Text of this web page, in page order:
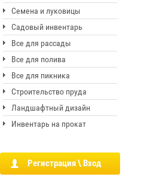
Семена и луковицы
Садовый инвентарь
Все для рассады
Все для полива
Все для пикника
Строительство пруда
Ландшафтный дизайн
Инвентарь на прокат
Регистрация \ Вход